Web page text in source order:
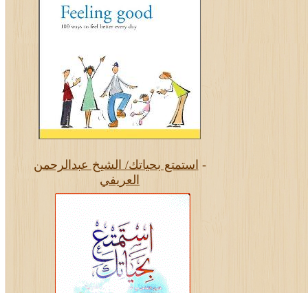
- استمتع بحياتك/ الشيخ عبدالرحمن
العريفي